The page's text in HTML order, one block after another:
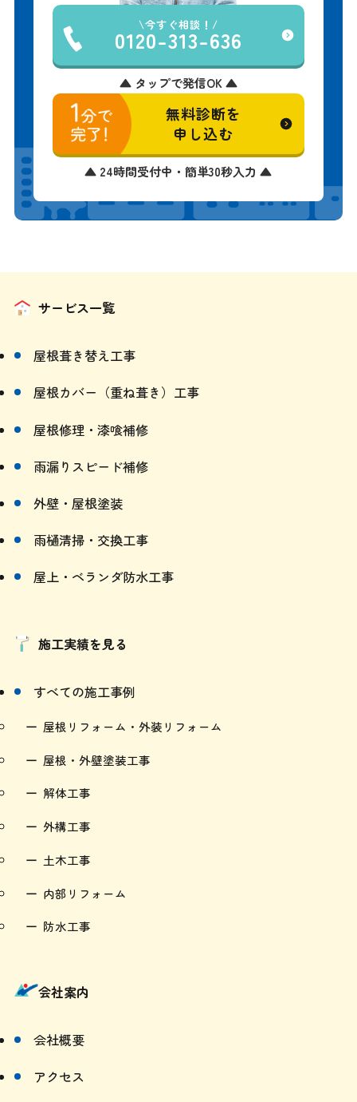
0120-313-636
▲ タップで発信OK ▲
無料診断を
▲ 24時間受付中・簡単30秒入力 ▲
サービス一覧
屋根カバー（重ね葺き）工事
屋根修理・漆喰補修
雨漏りスピード補修
外壁・屋根塗装
雨樋清掃・交換工事
屋上・ベランダ防水工事
屋根リフォーム・外装リフォーム
屋根・外壁塗装工事
解体工事
外構工事
土木工事
内部リフォーム
防水工事
アクセス
新着情報